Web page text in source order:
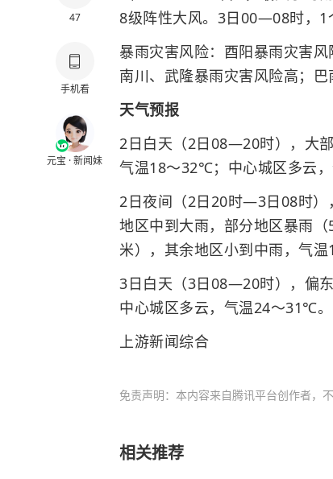
47
手机看
元宝 · 新闻妹
8级阵性大风。3日00—08时，1
暴雨灾害风险：酉阳暴雨灾害
南川、武隆暴雨灾害风险高；巴
天气预报
2日白天（2日08—20时），大
气温18～32℃；中心城区多云
2日夜间（2日20时—3日08时）
地区中到大雨，部分地区暴雨
米），其余地区小到中雨，气
3日白天（3日08—20时），偏
中心城区多云，气温24～31℃。
上游新闻综合
免责声明：本内容来自腾讯平台创作者，
相关推荐